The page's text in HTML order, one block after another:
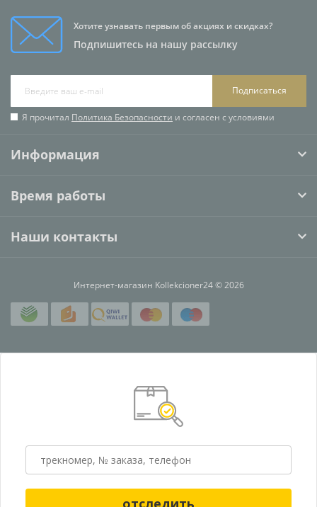
Хотите узнавать первым об акциях и скидках?
Подпишитесь на нашу рассылку
Подписаться
Я прочитал Политика Безопасности и согласен с условиями
Информация
Время работы
Наши контакты
Интернет-магазин Kollekcioner24 © 2026